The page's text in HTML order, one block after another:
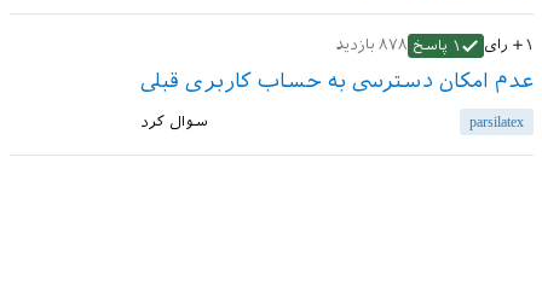
+۱ رای ۱ پاسخ ۸۷۸ بازدید
عدم امکان دسترسی به حساب کاربری قبلی
parsilatex سوال کرد